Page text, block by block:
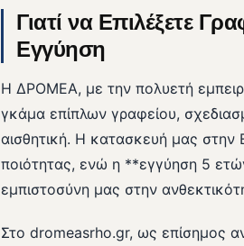
Γιατί να Επιλέξετε
Εγγύηση
Η ΔΡΟΜΕΑ, με την πολυετή
γκάμα επίπλων γραφείου,
αισθητική. Η κατασκευή μας
ποιότητας, ενώ η **εγγύηση 5
εμπιστοσύνη μας στην
Στο dromeasrho.gr, ως επίσημος